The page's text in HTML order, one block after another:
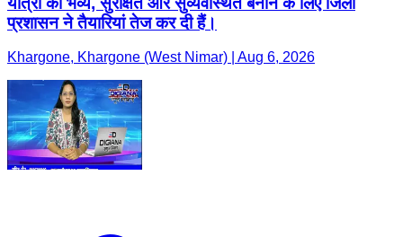
प्रशासन ने तैयारियां तेज कर दी हैं।
Khargone, Khargone (West Nimar) | Aug 6, 2026